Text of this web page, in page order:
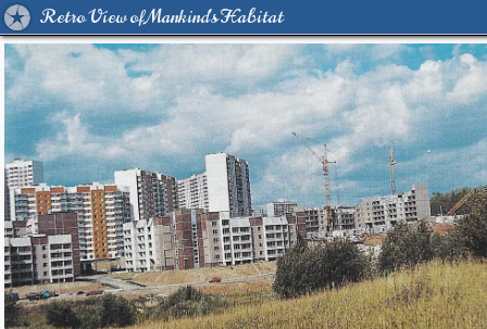
Retro View of Mankind's Habitat